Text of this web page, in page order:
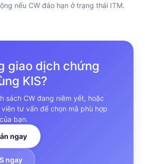
nếu CW đáo hạn ở trạng thái ITM.
giao dịch chứng
KIS?
sách CW đang niêm yết, hoặc
tư vấn để chọn mã phù hợp
bạn.
ngay
ngay